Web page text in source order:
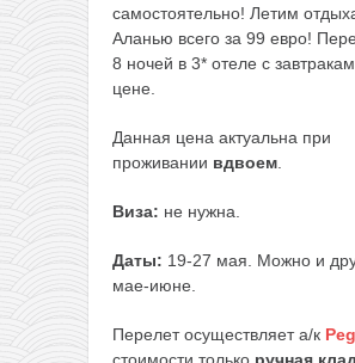
самостоятельно! Летим
Аланью всего за 99 евро!
8 ночей в 3* отеле с
цене.
Данная цена актуальна при
проживании вдвоем
Виза: не нужна.
Даты: 19-27 мая. Можно и
мае-июне.
Перелет осуществляет а/к
стоимости только ручная